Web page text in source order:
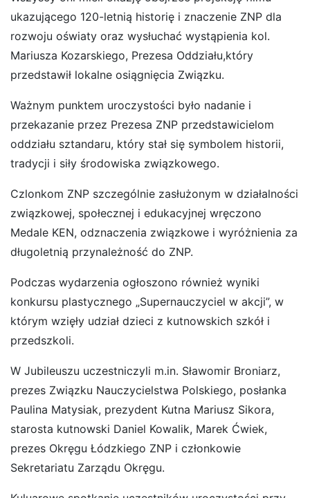
ukazującego 120-letnią historię i znaczenie ZNP dla
rozwoju oświaty oraz wysłuchać wystąpienia kol.
Mariusza Kozarskiego, Prezesa Oddziału,który
przedstawił lokalne osiągnięcia Związku.
Ważnym punktem uroczystości było nadanie i
przekazanie przez Prezesa ZNP przedstawicielom
oddziału sztandaru, który stał się symbolem historii,
tradycji i siły środowiska związkowego.
Czlonkom ZNP szczególnie zasłużonym w działalności
związkowej, społecznej i edukacyjnej wręczono
Medale KEN, odznaczenia związkowe i wyróżnienia za
długoletnią przynależność do ZNP.
Podczas wydarzenia ogłoszono również wyniki
konkursu plastycznego „Supernauczyciel w akcji”, w
którym wzięły udział dzieci z kutnowskich szkół i
przedszkoli.
W Jubileuszu uczestniczyli m.in. Sławomir Broniarz,
prezes Związku Nauczycielstwa Polskiego, posłanka
Paulina Matysiak, prezydent Kutna Mariusz Sikora,
starosta kutnowski Daniel Kowalik, Marek Ćwiek,
prezes Okręgu Łódzkiego ZNP i członkowie
Sekretariatu Zarządu Okręgu.